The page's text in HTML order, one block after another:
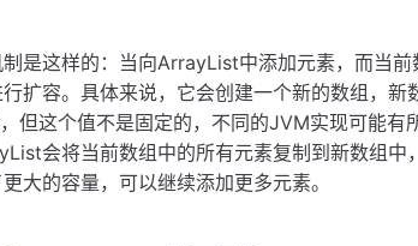
是这样的：当向ArrayList中添加元素，而当前
扩容。具体来说，它会创建一个新的数组，新
，但这个值不是固定的，不同的JVM实现可能
会将当前数组中的所有元素复制到新数组中
大的容量，可以继续添加更多元素。